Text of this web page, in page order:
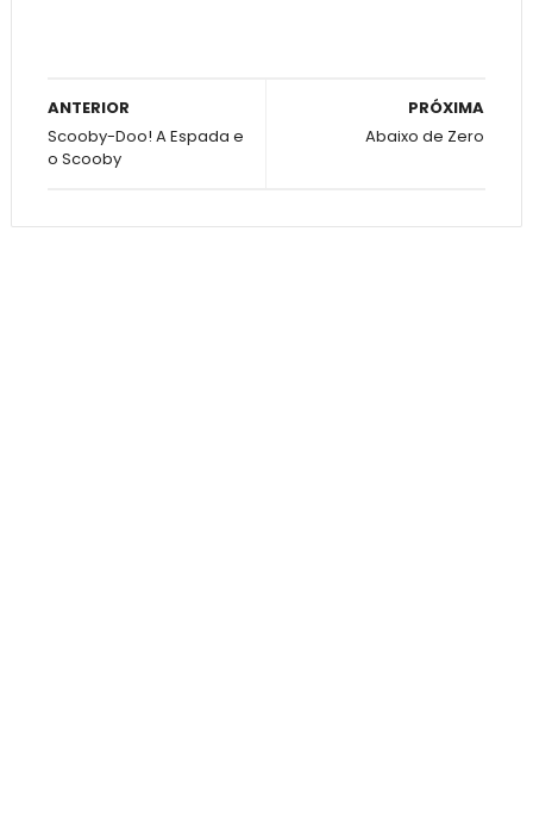
PRÓXIMA
Abaixo de Zero
ANTERIOR
Scooby-Doo! A Espada e
o Scooby